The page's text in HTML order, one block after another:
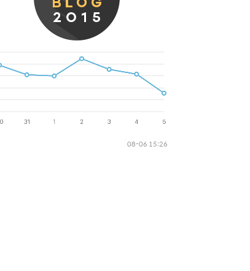
08-06 15:26